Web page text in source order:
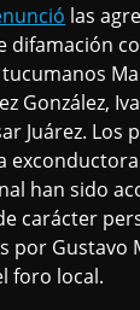
las
difamación
González,
Juárez. Los
han sido
carácter
por Gustavo
foro local.